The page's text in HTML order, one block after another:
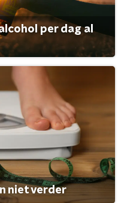
per dag al
niet verder